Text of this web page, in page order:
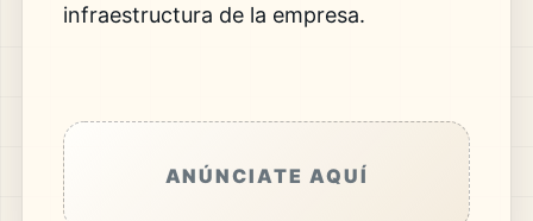
infraestructura de la empresa.
ANÚNCIATE AQUÍ